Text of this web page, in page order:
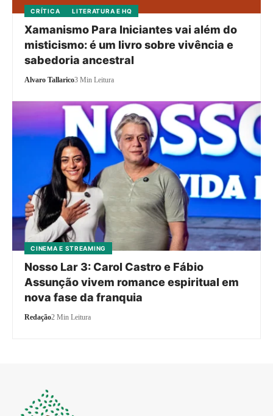
CRÍTICA LITERATURA E HQ
Xamanismo Para Iniciantes vai além do
misticismo: é um livro sobre vivência e
sabedoria ancestral
Alvaro Tallarico3 Min Leitura
CINEMA E STREAMING
Nosso Lar 3: Carol Castro e Fábio
Assunção vivem romance espiritual em
nova fase da franquia
Redação2 Min Leitura